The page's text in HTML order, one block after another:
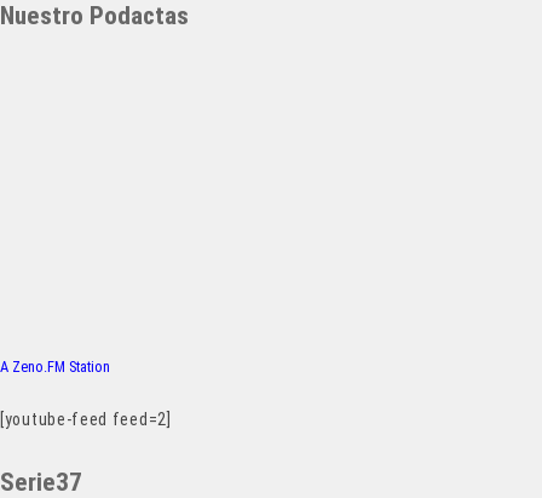
Nuestro Podactas
A Zeno.FM Station
[youtube-feed feed=2]
Serie37